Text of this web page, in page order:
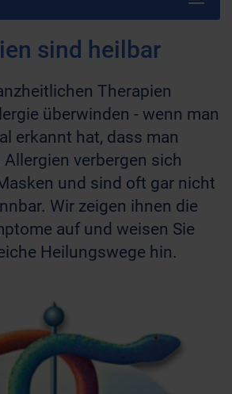
sind heilbar
Therapien
überwinden - wenn man
erkannt hat, dass man
verbergen sich
und sind oft gar nicht
Wir zeigen ihnen die
auf und weisen Sie
Heilungswege hin.